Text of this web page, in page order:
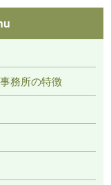
務所の特徴